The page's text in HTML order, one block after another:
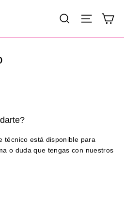
Buscar
técnico está disponible para
o duda que tengas con nuestros